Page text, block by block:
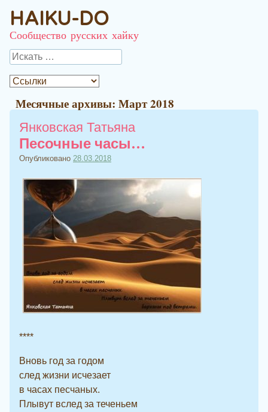
HAIKU-DO
Сообщество русских хайку
Поиск
Месячные архивы: Март 2018
Янковская Татьяна
Песочные часы…
Опубликовано 28.03.2018
****
Вновь год за годом
след жизни исчезает
в часах песчаных.
Плывут вслед за теченьем